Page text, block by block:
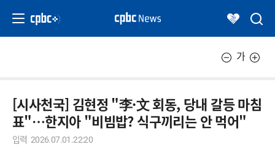
가
[시사천국] 김현정 "李·文 회동, 당내 갈등 마침
표"…한지아 "비빔밥? 식구끼리는 안 먹어"
입력 2026.07.01.22:20